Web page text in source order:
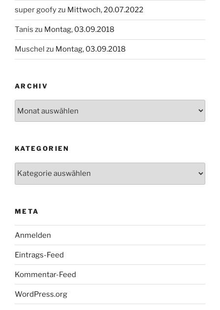
super goofyzu Mittwoch, 20.07.2022
Tanis zu Montag, 03.09.2018
Muschel zu Montag, 03.09.2018
ARCHIV
KATEGORIEN
META
Anmelden
Eintrags-Feed
Kommentar-Feed
WordPress.org